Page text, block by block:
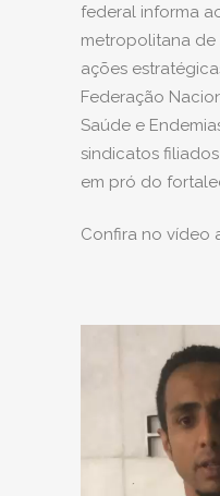
federal informa
metropolitana de
ações
Federação
Saúde e
sindicatos
em pró do
Confira no vídeo